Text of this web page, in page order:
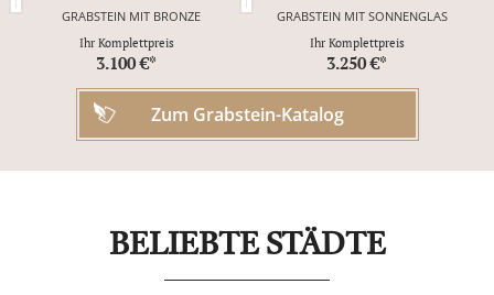
GRABSTEIN MIT BRONZE
Ihr Komplettpreis
3.100 €*
GRABSTEIN MIT SONNENGLAS
Ihr Komplettpreis
3.250 €*
Zum Grabstein-Katalog
BELIEBTE STÄDTE